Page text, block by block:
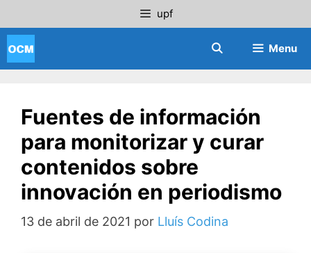
al
contenido
upf
Menu
Fuentes de información
para monitorizar y curar
contenidos sobre
innovación en periodismo
13 de abril de 2021 por Lluís Codina